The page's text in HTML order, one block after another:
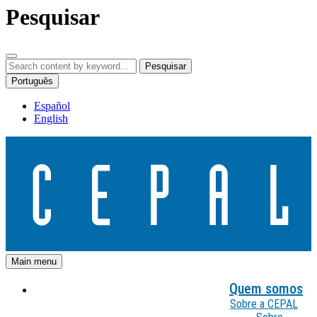
Pesquisar
Pesquisar
Português
Español
English
Main menu
Quem somos
Sobre a CEPAL